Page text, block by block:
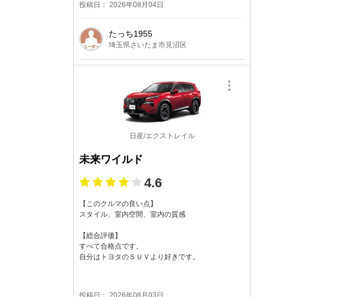
投稿日： 2026年08月04日
たっち1955
埼玉県さいたま市見沼区
日産/エクストレイル
未来ワイルド
4.6
【このクルマの良い点】
スタイル、室内空間、室内の質感
【総合評価】
すべて合格点です。
自分はトヨタのＳＵＶより好きです。
投稿日： 2026年08月03日